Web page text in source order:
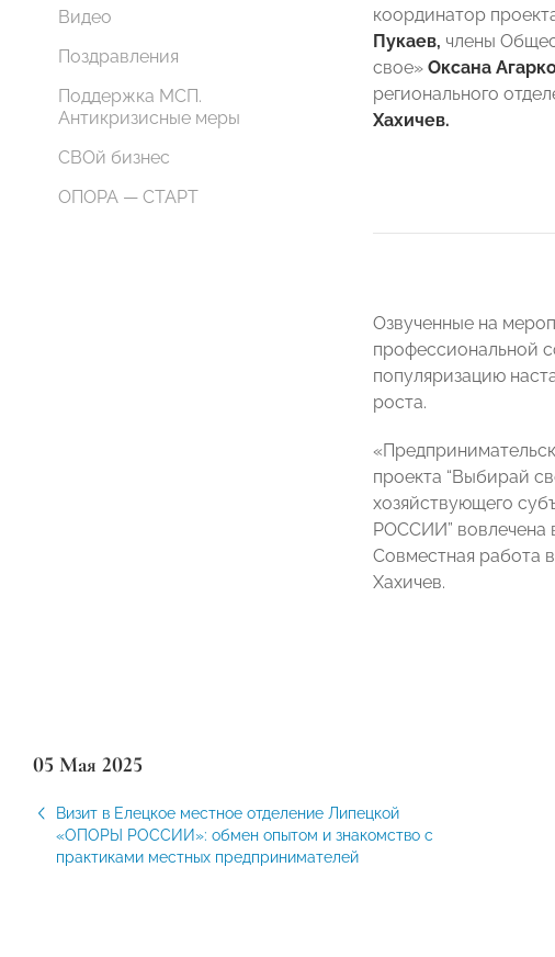
Видео
Поздравления
Поддержка МСП.
Антикризисные меры
СВОй бизнес
ОПОРА — СТАРТ
координатор
Пукаев, члены
свое» Оксана
регионального
Хахичев.
Озвученные на
профессиональной
популяризацию
роста.
проекта “Выбирай
хозяйствующего
РОССИИ” вовлечена
Совместная работа
Хахичев.
05 Мая 2025
Визит в Елецкое местное отделение Липецкой
«ОПОРЫ РОССИИ»: обмен опытом и знакомство с
практиками местных предпринимателей